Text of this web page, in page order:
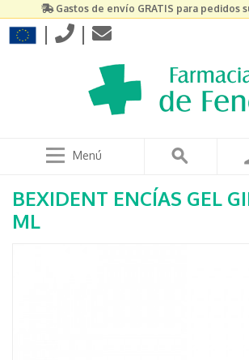
Gastos de envío GRATIS para pedidos
| |
Menú
BEXIDENT ENCÍAS GEL
ML